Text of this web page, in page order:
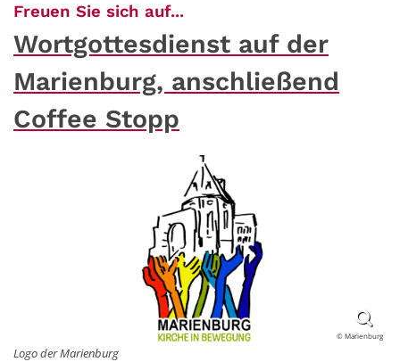
Freuen Sie sich auf...:
Wortgottesdienst auf der
Marienburg, anschließend
Coffee Stopp
© Marienburg
Logo der Marienburg